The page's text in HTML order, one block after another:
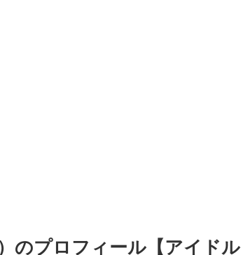
のプロフィール【アイドル